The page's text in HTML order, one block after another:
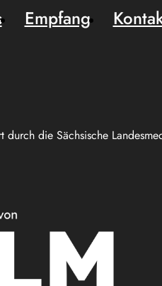
durch die Sächsische
Empfang